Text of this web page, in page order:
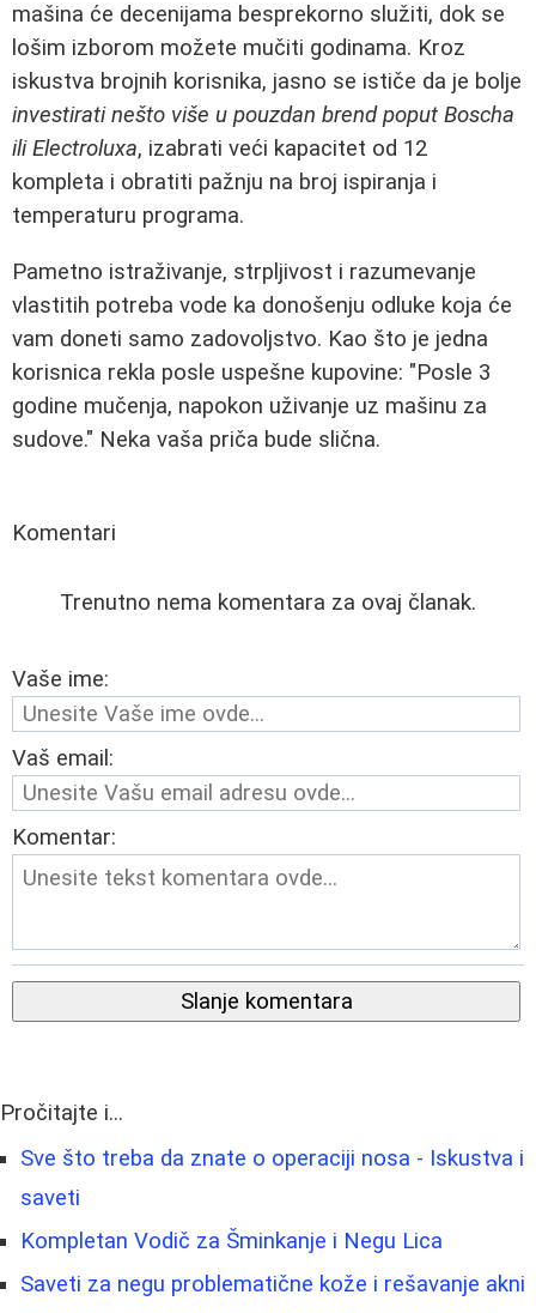
mašina će decenijama besprekorno služiti, dok se
lošim izborom možete mučiti godinama. Kroz
iskustva brojnih korisnika, jasno se ističe da je bolje
investirati nešto više u pouzdan brend poput Boscha
ili Electroluxa, izabrati veći kapacitet od 12
kompleta i obratiti pažnju na broj ispiranja i
temperaturu programa.
Pametno istraživanje, strpljivost i razumevanje
vlastitih potreba vode ka donošenju odluke koja će
vam doneti samo zadovoljstvo. Kao što je jedna
korisnica rekla posle uspešne kupovine: "Posle 3
godine mučenja, napokon uživanje uz mašinu za
sudove." Neka vaša priča bude slična.
Komentari
Trenutno nema komentara za ovaj članak.
Vaše ime:
Vaš email:
Komentar:
Slanje komentara
Pročitajte i...
Sve što treba da znate o operaciji nosa - Iskustva i
saveti
Kompletan Vodič za Šminkanje i Negu Lica
Saveti za negu problematične kože i rešavanje akni